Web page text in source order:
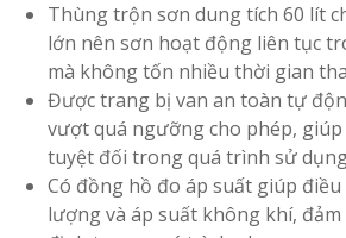
Thùng trộn sơn dung tích 60 lít
lớn nên sơn hoạt động liên tục
mà không tốn nhiều thời gian
Được trang bị van an toàn tự
vượt quá ngưỡng cho phép,
tuyệt đối trong quá trình sử
Có đồng hồ đo áp suất giúp điều
lượng và áp suất không khí,